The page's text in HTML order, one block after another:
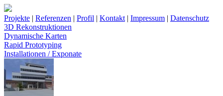
Projekte | Referenzen | Profil | Kontakt | Impressum | Datenschutz
3D Rekonstruktionen
Dynamische Karten
Rapid Prototyping
Installationen / Exponate